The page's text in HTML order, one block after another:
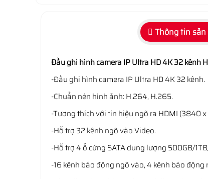
Thông tin
Đầu ghi hình camera IP Ultra HD 4K 32 kênh
-Đầu ghi hình camera IP Ultra HD 4K 32 kênh.
-Chuẩn nén hình ảnh: H.264, H.265.
-Tương thích với tín hiệu ngõ ra HDMI (3840 x
-Hỗ trợ 32 kênh ngõ vào Video.
-Hỗ trợ 4 ổ cứng SATA dung lượng 500GB/
-16 kênh báo động ngõ vào, 4 kênh báo động